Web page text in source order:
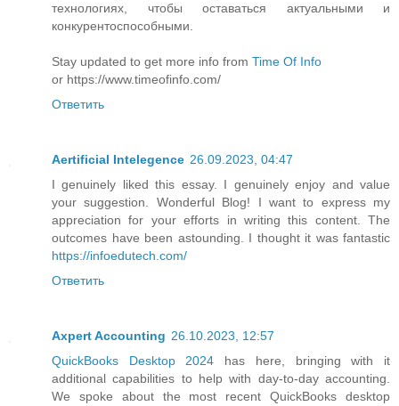
технологиях, чтобы оставаться актуальными и
конкурентоспособными.
Stay updated to get more info from Time Of Info
or https://www.timeofinfo.com/
Ответить
Aertificial Intelegence 26.09.2023, 04:47
I genuinely liked this essay. I genuinely enjoy and value
your suggestion. Wonderful Blog! I want to express my
appreciation for your efforts in writing this content. The
outcomes have been astounding. I thought it was fantastic
https://infoedutech.com/
Ответить
Axpert Accounting 26.10.2023, 12:57
QuickBooks Desktop 2024 has here, bringing with it
additional capabilities to help with day-to-day accounting.
We spoke about the most recent QuickBooks desktop